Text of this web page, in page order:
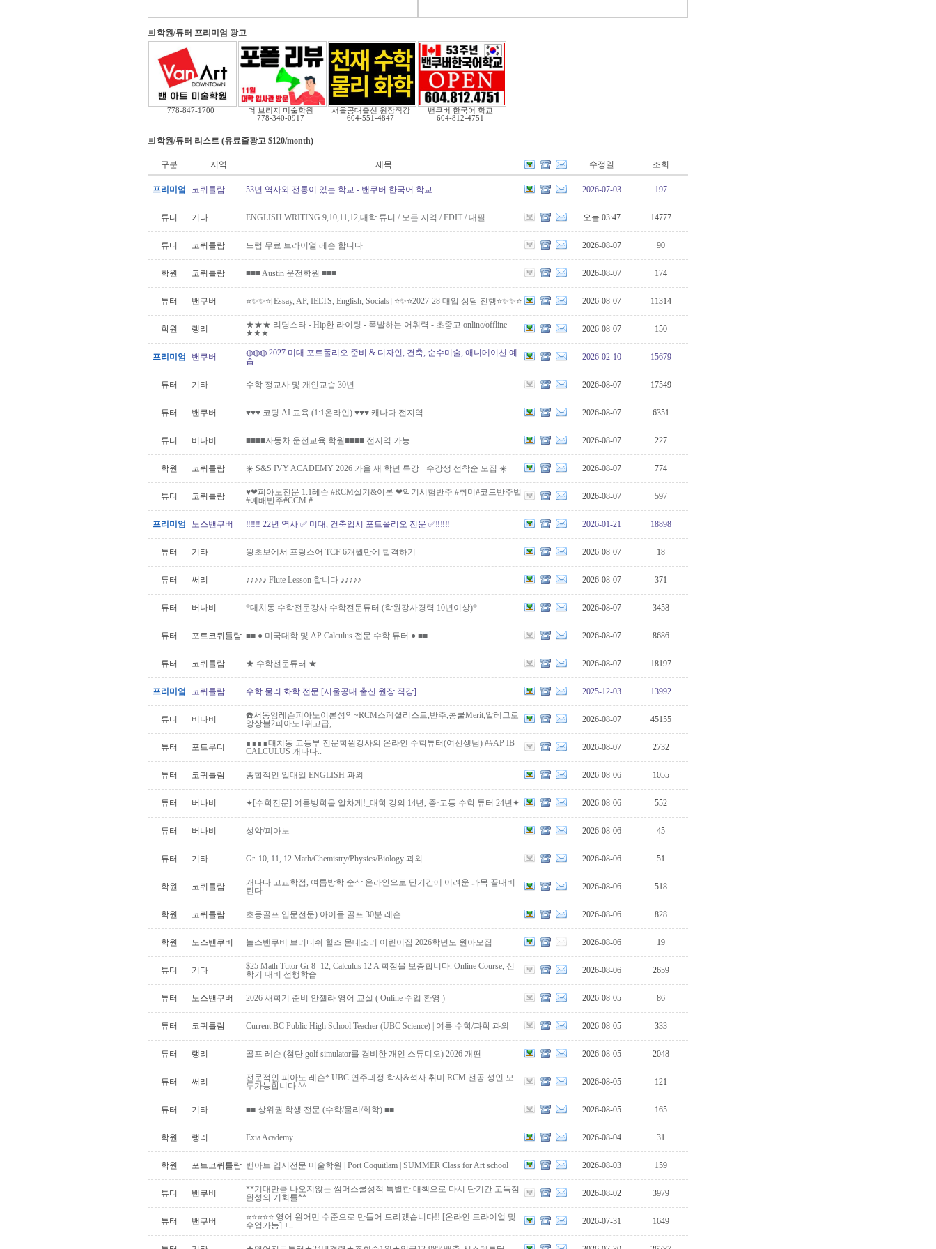
학원/튜터 프리미엄 광고
778-847-1700
더 브리지 미술학원
778-340-0917
서울공대출신 원장직강
604-551-4847
밴쿠버 한국어 학교
604-812-4751
학원/튜터 리스트 (유료줄광고 $120/month)
구분 지역 제목 수정일 조회
프리미엄 코퀴틀람 53년 역사와 전통이 있는 학교 - 밴쿠버 한국어 학교 2026-07-03 197
튜터 기타 ENGLISH WRITING 9,10,11,12,대학 튜터 / 모든 지역 / EDIT / 대필 오늘 03:47 14777
튜터 코퀴틀람 드럼 무료 트라이얼 레슨 합니다 2026-08-07 90
학원 코퀴틀람 ■■■ Austin 운전학원 ■■■ 2026-08-07 174
튜터 밴쿠버 ⭐️✨✨⭐️[Essay, AP, IELTS, English, Socials] ⭐️✨⭐️2027-28 대입 상담 진행⭐️✨✨⭐️ 2026-08-07 11314
학원 랭리
★★★ 리딩스타 - Hip한 라이팅 - 폭발하는 어휘력 - 초중고 online/offline
★★★
2026-08-07 150
프리미엄 밴쿠버
◍◍◍ 2027 미대 포트폴리오 준비 & 디자인, 건축, 순수미술, 애니메이션 예
습
2026-02-10 15679
튜터 기타 수학 정교사 및 개인교습 30년 2026-08-07 17549
튜터 밴쿠버 ♥♥♥ 코딩 AI 교육 (1:1온라인) ♥♥♥ 캐나다 전지역 2026-08-07 6351
튜터 버나비 ■■■■자동차 운전교육 학원■■■■ 전지역 가능 2026-08-07 227
학원 코퀴틀람 ☀️ S&S IVY ACADEMY 2026 가을 새 학년 특강 · 수강생 선착순 모집 ☀️ 2026-08-07 774
튜터 코퀴틀람
♥️❤피아노전문 1:1레슨 #RCM실기&이론 ❤악기시험반주 #취미#코드반주법
#예배반주#CCM #..
2026-08-07 597
프리미엄 노스밴쿠버 ‼️‼️‼️ 22년 역사 ✅ 미대, 건축입시 포트폴리오 전문 ✅‼️‼️‼️ 2026-01-21 18898
튜터 기타 왕초보에서 프랑스어 TCF 6개월만에 합격하기 2026-08-07 18
튜터 써리 ♪♪♪♪♪ Flute Lesson 합니다 ♪♪♪♪♪ 2026-08-07 371
튜터 버나비 *대치동 수학전문강사 수학전문튜터 (학원강사경력 10년이상)* 2026-08-07 3458
튜터 포트코퀴틀람 ■■ ● 미국대학 및 AP Calculus 전문 수학 튜터 ● ■■ 2026-08-07 8686
튜터 코퀴틀람 ★ 수학전문튜터 ★ 2026-08-07 18197
프리미엄 코퀴틀람 수학 물리 화학 전문 [서울공대 출신 원장 직강] 2025-12-03 13992
튜터 버나비
☎️서동임레슨피아노이론성악~RCM스페셜리스트,반주,콩쿨Merit,알레그로
앙상블2피아노1위고급,..
2026-08-07 45155
튜터 포트무디
∎∎∎∎대치동 고등부 전문학원강사의 온라인 수학튜터(여선생님) ##AP IB
CALCULUS 캐나다..
2026-08-07 2732
튜터 코퀴틀람 종합적인 일대일 ENGLISH 과외 2026-08-06 1055
튜터 버나비 ✦[수학전문] 여름방학을 알차게!_대학 강의 14년, 중·고등 수학 튜터 24년✦ 2026-08-06 552
튜터 버나비 성악/피아노 2026-08-06 45
튜터 기타 Gr. 10, 11, 12 Math/Chemistry/Physics/Biology 과외 2026-08-06 51
학원 코퀴틀람
캐나다 고교학점, 여름방학 순삭 온라인으로 단기간에 어려운 과목 끝내버
린다
2026-08-06 518
학원 코퀴틀람 초등골프 입문전문) 아이들 골프 30분 레슨 2026-08-06 828
학원 노스밴쿠버 놀스밴쿠버 브리티쉬 힐즈 몬테소리 어린이집 2026학년도 원아모집 2026-08-06 19
튜터 기타
$25 Math Tutor Gr 8- 12, Calculus 12 A 학점을 보증합니다. Online Course, 신
학기 대비 선행학습
2026-08-06 2659
튜터 노스밴쿠버 2026 새학기 준비 안젤라 영어 교실 ( Online 수업 환영 ) 2026-08-05 86
튜터 코퀴틀람 Current BC Public High School Teacher (UBC Science) | 여름 수학/과학 과외 2026-08-05 333
튜터 랭리 골프 레슨 (첨단 golf simulator를 겸비한 개인 스튜디오) 2026 개편 2026-08-05 2048
튜터 써리
전문적인 피아노 레슨* UBC 연주과정 학사&석사 취미.RCM.전공.성인.모
두가능합니다 ^^
2026-08-05 121
튜터 기타 ■■ 상위권 학생 전문 (수학/물리/화학) ■■ 2026-08-05 165
학원 랭리 Exia Academy 2026-08-04 31
학원 포트코퀴틀람 밴아트 입시전문 미술학원 | Port Coquitlam | SUMMER Class for Art school 2026-08-03 159
튜터 밴쿠버
**기대만큼 나오지않는 썸머스쿨성적 특별한 대책으로 다시 단기간 고득점
완성의 기회를**
2026-08-02 3979
튜터 밴쿠버
⭐⭐⭐⭐⭐ 영어 원어민 수준으로 만들어 드리겠습니다!! [온라인 트라이얼 및
수업가능] +..
2026-07-31 1649